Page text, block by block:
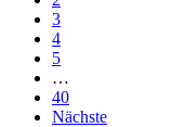
3
4
5
…
40
Nächste